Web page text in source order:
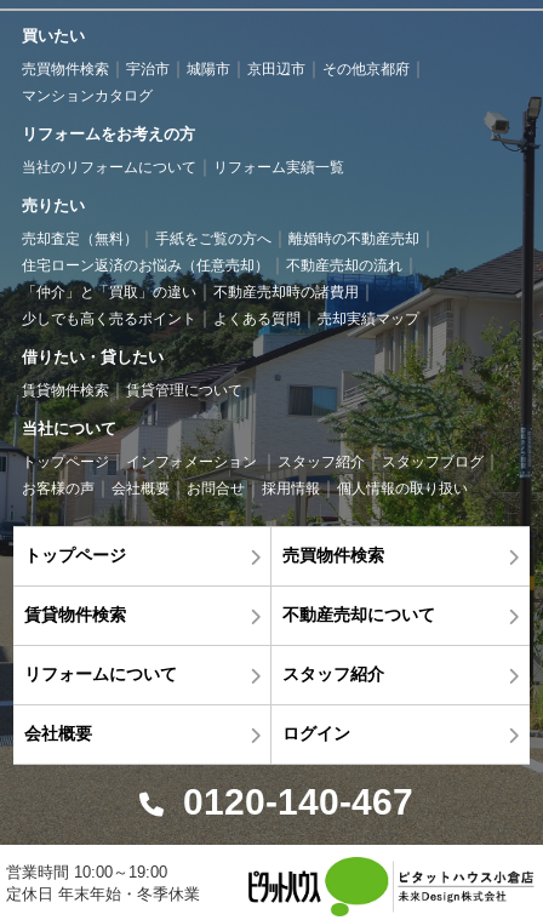
買いたい
売買物件検索 宇治市 城陽市 京田辺市
その他京都府
マンションカタログ
リフォームをお考えの方
当社のリフォームについて リフォーム実績一覧
売りたい
売却査定（無料） 手紙をご覧の方へ
離婚時の不動産売却
住宅ローン返済のお悩み（任意売却）
不動産売却の流れ
「仲介」と「買取」の違い
不動産売却時の諸費用
少しでも高く売るポイント
よくある質問 売却実績マップ
借りたい・貸したい
賃貸物件検索 賃貸管理について
当社について
トップページ インフォメーション スタッフ紹介
スタッフブログ
お客様の声
会社概要 お問合せ 採用情報 個人情報の取り扱い
トップページ 売買物件検索
賃貸物件検索 不動産売却について
リフォームについて スタッフ紹介
会社概要 ログイン
0120-140-467
営業時間 10:00～19:00
定休日 年末年始・冬季休業